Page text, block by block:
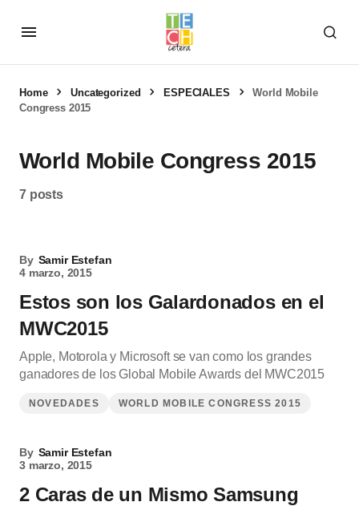
Home Uncategorized ESPECIALES
World Mobile
Congress 2015
World Mobile Congress 2015
7 posts
By Samir Estefan
4 marzo, 2015
Estos son los Galardonados en el
MWC2015
Apple, Motorola y Microsoft se van como los grandes
ganadores de los Global Mobile Awards del MWC2015
NOVEDADES WORLD MOBILE CONGRESS 2015
By Samir Estefan
3 marzo, 2015
2 Caras de un Mismo Samsung